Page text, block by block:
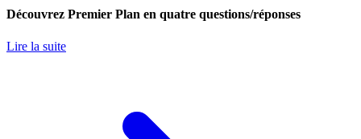
Découvrez Premier Plan en quatre questions/réponses
Lire la suite